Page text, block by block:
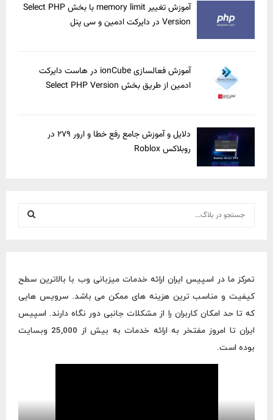
آموزش تغییر memory limit با بخش Select PHP
Version در دایرکت ادمین و سی پنل
آموزش فعالسازی ionCube در هاست دایرکت
ادمین از طریق بخش Select PHP Version
دلایل و آموزش جامع رفع خطا و ارور ۲۷۹ در
روبلاکس Roblox
h
f
o
r
:
R
C
تمرکز ما در اسپیس ایران ارائه خدمات میزبانی وب با بالاترین سطح
کیفیت و مناسب ترین هزینه های ممکن می باشد. سرویس هایی
که تا حد امکان کاربران را از مشکلات جانبی دور نگاه دارند. اسپیس
ایران تا امروز مفتخر به ارائه خدمات به بیش از 25,000 وبسایت
بوده است.